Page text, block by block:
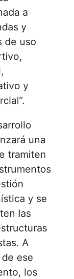
a
y
de uso
y
una
tramiten
y se
las
A
ese
los